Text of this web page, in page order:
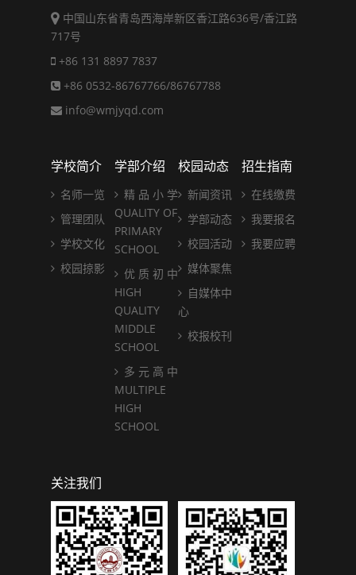
中国山东省青岛西海岸新区香江路636号/香江路
717号
+86 131 8897 7837
+86 0532-86767766/86767788
info@wmjyqd.com
学校简介
名师一览
管理团队
学校文化
校园掠影
学部介绍
精 品 小 学
QUALITY OF
PRIMARY
SCHOOL
优 质 初 中
HIGH
QUALITY
MIDDLE
SCHOOL
多 元 高 中
MULTIPLE
HIGH
SCHOOL
校园动态
新闻资讯
学部动态
校园活动
媒体聚焦
自媒体中
心
校报校刊
招生指南
在线缴费
我要报名
我要应聘
关注我们